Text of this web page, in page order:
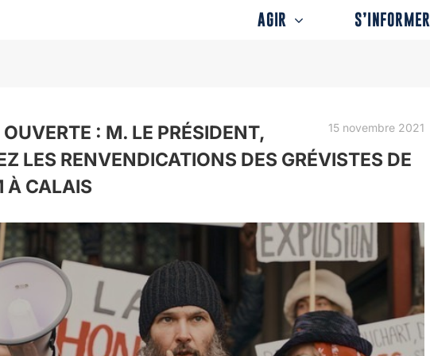
AGIR S’INFORMER
15 novembre 2021
: M. LE PRÉSIDENT,
LES RENVENDICATIONS DES GRÉVISTES DE
À CALAIS